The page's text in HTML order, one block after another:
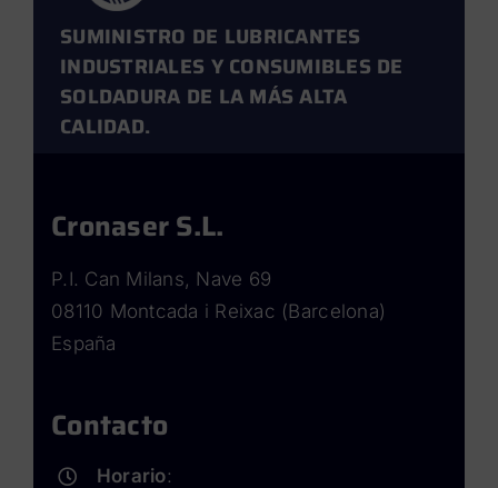
SUMINISTRO DE LUBRICANTES
INDUSTRIALES Y CONSUMIBLES DE
SOLDADURA DE LA MÁS ALTA
CALIDAD.
Cronaser S.L.
P.I. Can Milans, Nave 69
08110 Montcada i Reixac (Barcelona)
España
Contacto
Horario: